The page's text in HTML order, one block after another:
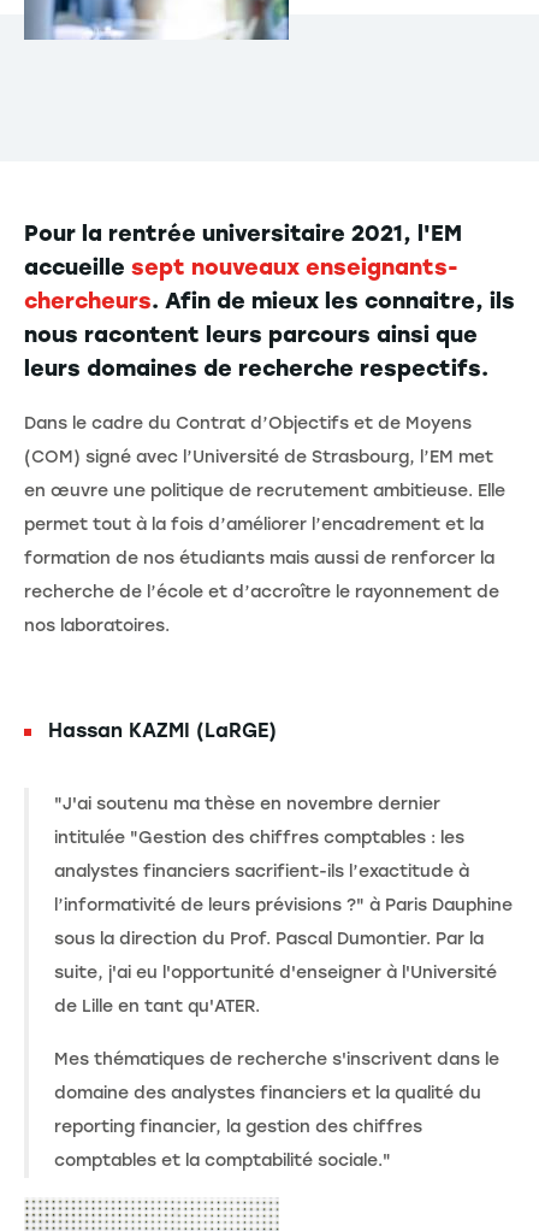
Pour la rentrée universitaire 2021, l'EM
accueille sept nouveaux enseignants-
chercheurs. Afin de mieux les connaitre, ils
nous racontent leurs parcours ainsi que
leurs domaines de recherche respectifs.
Dans le cadre du Contrat d’Objectifs et de Moyens
(COM) signé avec l’Université de Strasbourg, l’EM met
en œuvre une politique de recrutement ambitieuse. Elle
permet tout à la fois d’améliorer l’encadrement et la
formation de nos étudiants mais aussi de renforcer la
recherche de l’école et d’accroître le rayonnement de
nos laboratoires.
Hassan KAZMI (LaRGE)
"J'ai soutenu ma thèse en novembre dernier
intitulée "Gestion des chiffres comptables : les
analystes financiers sacrifient-ils l’exactitude à
l’informativité de leurs prévisions ?" à Paris Dauphine
sous la direction du Prof. Pascal Dumontier. Par la
suite, j'ai eu l'opportunité d'enseigner à l'Université
de Lille en tant qu'ATER.
Mes thématiques de recherche s'inscrivent dans le
domaine des analystes financiers et la qualité du
reporting financier, la gestion des chiffres
comptables et la comptabilité sociale."